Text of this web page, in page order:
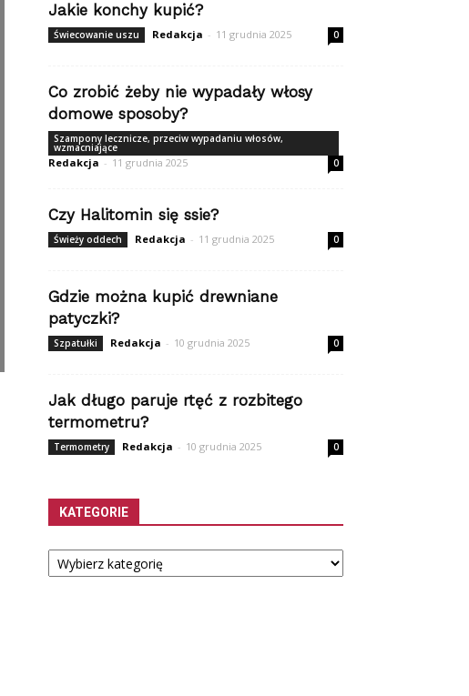
Jakie konchy kupić?
Świecowanie uszu Redakcja - 11 grudnia 2025 0
Co zrobić żeby nie wypadały włosy
domowe sposoby?
Szampony lecznicze, przeciw wypadaniu włosów,
wzmacniające
Redakcja - 11 grudnia 2025 0
Czy Halitomin się ssie?
Świeży oddech Redakcja - 11 grudnia 2025 0
Gdzie można kupić drewniane
patyczki?
Szpatułki Redakcja - 10 grudnia 2025 0
Jak długo paruje rtęć z rozbitego
termometru?
Termometry Redakcja - 10 grudnia 2025 0
KATEGORIE
Kategorie